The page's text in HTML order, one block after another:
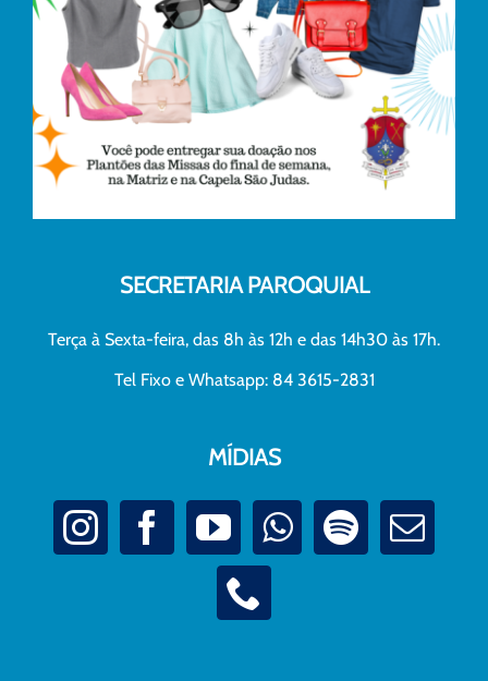
SECRETARIA PAROQUIAL
Terça à Sexta-feira, das 8h às 12h e das 14h30 às 17h.
Tel Fixo e Whatsapp: 84 3615-2831
MÍDIAS